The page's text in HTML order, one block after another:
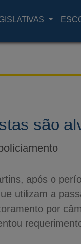
são
após o
utilizam a
por